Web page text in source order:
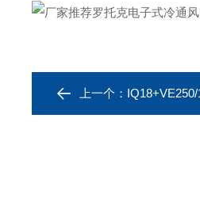
上一个： IQ18+VE250/